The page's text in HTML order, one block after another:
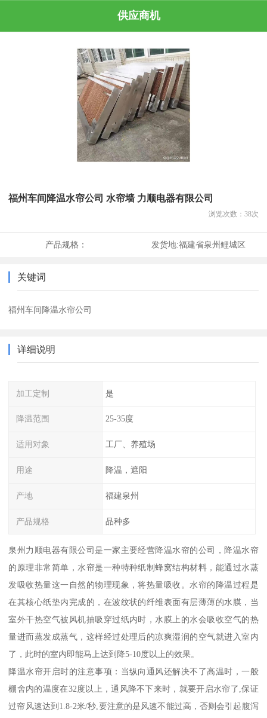
供应商机
福州车间降温水帘公司 水帘墙 力顺电器有限公司
浏览次数： 38次
产品规格： 发货地:福建省泉州鲤城区
关键词
福州车间降温水帘公司
详细说明
加工定制 是
降温范围 25-35度
适用对象 工厂、养殖场
用途 降温，遮阳
产地 福建泉州
产品规格 品种多
泉州力顺电器有限公司是一家主要经营降温水帘的公司，降温水帘
的原理非常简单，水帘是一种特种纸制蜂窝结构材料，能通过水蒸
发吸收热量这一自然的物理现象，将热量吸收。水帘的降温过程是
在其核心纸垫内完成的，在波纹状的纤维表面有层薄薄的水膜，当
室外干热空气被风机抽吸穿过纸内时，水膜上的水会吸收空气的热
量进而蒸发成蒸气，这样经过处理后的凉爽湿润的空气就进入室内
了，此时的室内即能马上达到降5-10度以上的效果。
降温水帘开启时的注意事项：当纵向通风还解决不了高温时，一般
棚舍内的温度在32度以上，通风降不下来时，就要开启水帘了,保证
过帘风速达到1.8-2米/秒,要注意的是风速不能过高，否则会引起腹泻